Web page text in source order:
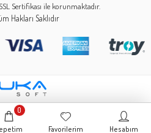
Sertifikası ile korunmaktadır.
Hakları Saklıdır
0
Favorilerim Hesabım